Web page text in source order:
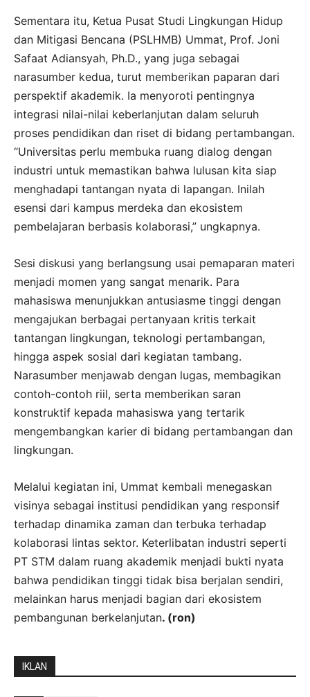
Sementara itu, Ketua Pusat Studi Lingkungan Hidup
dan Mitigasi Bencana (PSLHMB) Ummat, Prof. Joni
Safaat Adiansyah, Ph.D., yang juga sebagai
narasumber kedua, turut memberikan paparan dari
perspektif akademik. Ia menyoroti pentingnya
integrasi nilai-nilai keberlanjutan dalam seluruh
proses pendidikan dan riset di bidang pertambangan.
“Universitas perlu membuka ruang dialog dengan
industri untuk memastikan bahwa lulusan kita siap
menghadapi tantangan nyata di lapangan. Inilah
esensi dari kampus merdeka dan ekosistem
pembelajaran berbasis kolaborasi,” ungkapnya.
Sesi diskusi yang berlangsung usai pemaparan materi
menjadi momen yang sangat menarik. Para
mahasiswa menunjukkan antusiasme tinggi dengan
mengajukan berbagai pertanyaan kritis terkait
tantangan lingkungan, teknologi pertambangan,
hingga aspek sosial dari kegiatan tambang.
Narasumber menjawab dengan lugas, membagikan
contoh-contoh riil, serta memberikan saran
konstruktif kepada mahasiswa yang tertarik
mengembangkan karier di bidang pertambangan dan
lingkungan.
Melalui kegiatan ini, Ummat kembali menegaskan
visinya sebagai institusi pendidikan yang responsif
terhadap dinamika zaman dan terbuka terhadap
kolaborasi lintas sektor. Keterlibatan industri seperti
PT STM dalam ruang akademik menjadi bukti nyata
bahwa pendidikan tinggi tidak bisa berjalan sendiri,
melainkan harus menjadi bagian dari ekosistem
pembangunan berkelanjutan. (ron)
IKLAN